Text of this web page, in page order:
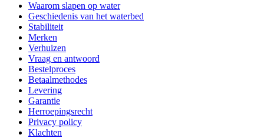
Waarom slapen op water
Geschiedenis van het waterbed
Stabiliteit
Merken
Verhuizen
Vraag en antwoord
Bestelproces
Betaalmethodes
Levering
Garantie
Herroepingsrecht
Privacy policy
Klachten